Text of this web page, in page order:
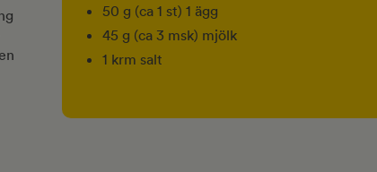
50 g (ca 1 st) 1 ägg
45 g (ca 3 msk) mjölk
1 krm salt